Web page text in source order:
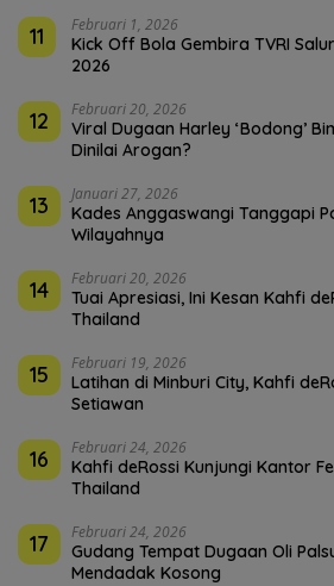
11 Februari 1, 2026
Kick Off Bola Gembira TVRI
2026
12 Februari 20, 2026
Viral Dugaan Harley ‘Bodong’
Dinilai Arogan?
13 Januari 27, 2026
Kades Anggaswangi Tanggapi
Wilayahnya
14 Februari 20, 2026
Tuai Apresiasi, Ini Kesan Kahfi
Thailand
15 Februari 19, 2026
Latihan di Minburi City, Kahfi
Setiawan
16 Februari 24, 2026
Kahfi deRossi Kunjungi Kantor
Thailand
17 Februari 24, 2026
Gudang Tempat Dugaan Oli
Mendadak Kosong